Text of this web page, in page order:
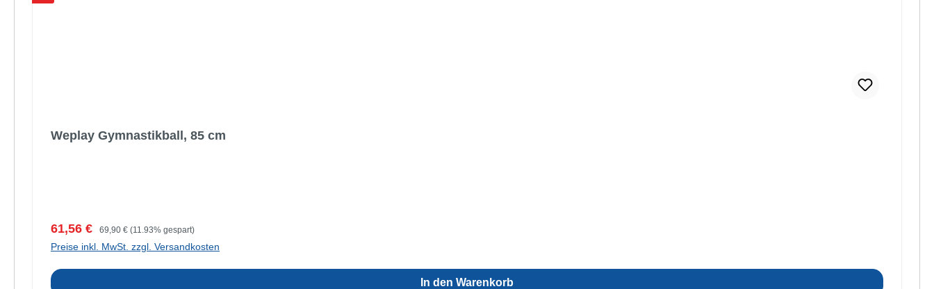
Weplay Gymnastikball, 85 cm
Verkaufspreis:
61,56 € Regulärer Preis:
69,90 € (11.93% gespart)
Preise inkl. MwSt. zzgl. Versandkosten
In den Warenkorb